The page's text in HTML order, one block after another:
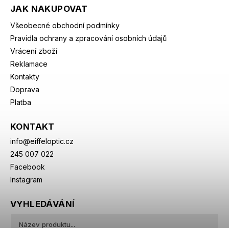
JAK NAKUPOVAT
Všeobecné obchodní podmínky
Pravidla ochrany a zpracování osobních údajů
Vrácení zboží
Reklamace
Kontakty
Doprava
Platba
KONTAKT
info@eiffeloptic.cz
245 007 022
Facebook
Instagram
VYHLEDÁVÁNÍ